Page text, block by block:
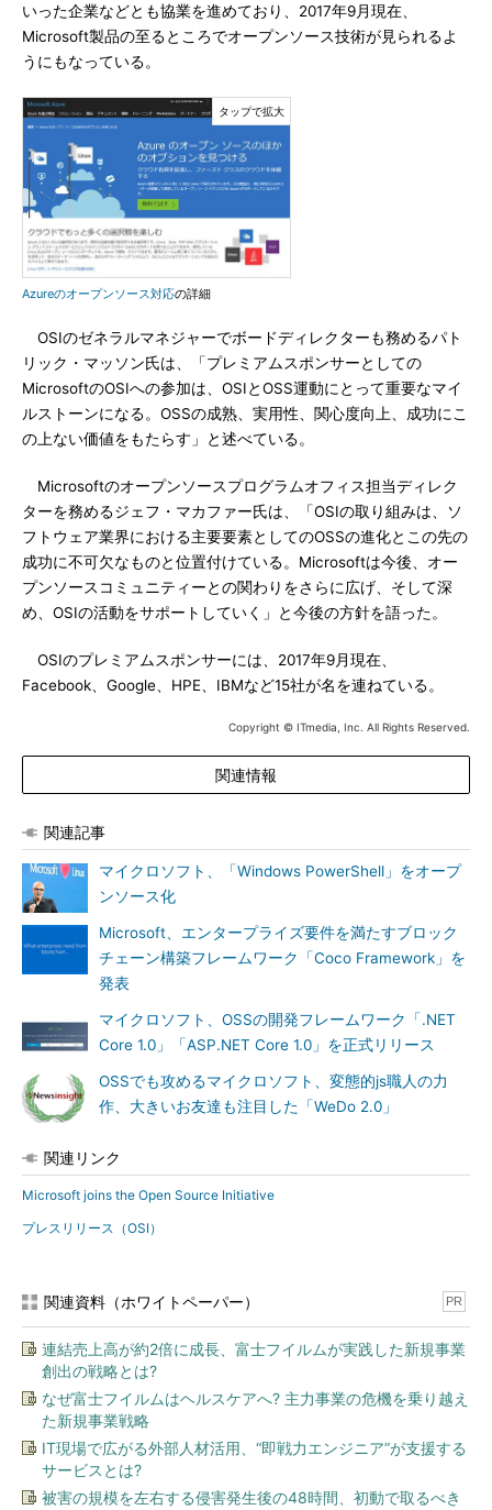
いった企業などとも協業を進めており、2017年9月現在、
Microsoft製品の至るところでオープンソース技術が見られるよ
うにもなっている。
Azureのオープンソース対応の詳細
OSIのゼネラルマネジャーでボードディレクターも務めるパト
リック・マッソン氏は、「プレミアムスポンサーとしての
MicrosoftのOSIへの参加は、OSIとOSS運動にとって重要なマイ
ルストーンになる。OSSの成熟、実用性、関心度向上、成功にこ
の上ない価値をもたらす」と述べている。
Microsoftのオープンソースプログラムオフィス担当ディレク
ターを務めるジェフ・マカファー氏は、「OSIの取り組みは、ソ
フトウェア業界における主要要素としてのOSSの進化とこの先の
成功に不可欠なものと位置付けている。Microsoftは今後、オー
プンソースコミュニティーとの関わりをさらに広げ、そして深
め、OSIの活動をサポートしていく」と今後の方針を語った。
OSIのプレミアムスポンサーには、2017年9月現在、
Facebook、Google、HPE、IBMなど15社が名を連ねている。
Copyright © ITmedia, Inc. All Rights Reserved.
関連情報
関連記事
マイクロソフト、「Windows PowerShell」をオープ
ンソース化
Microsoft、エンタープライズ要件を満たすブロック
チェーン構築フレームワーク「Coco Framework」を
発表
マイクロソフト、OSSの開発フレームワーク「.NET
Core 1.0」「ASP.NET Core 1.0」を正式リリース
OSSでも攻めるマイクロソフト、変態的js職人の力
作、大きいお友達も注目した「WeDo 2.0」
関連リンク
Microsoft joins the Open Source Initiative
プレスリリース（OSI）
関連資料（ホワイトペーパー） PR
連結売上高が約2倍に成長、富士フイルムが実践した新規事業
創出の戦略とは?
なぜ富士フイルムはヘルスケアへ? 主力事業の危機を乗り越え
た新規事業戦略
IT現場で広がる外部人材活用、“即戦力エンジニア”が支援する
サービスとは?
被害の規模を左右する侵害発生後の48時間、初動で取るべき